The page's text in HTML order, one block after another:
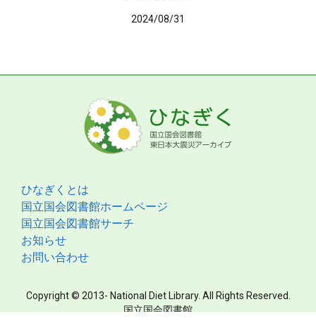
2024/08/31
ひなぎくとは
国立国会図書館ホームページ
国立国会図書館サーチ
お知らせ
お問い合わせ
Copyright © 2013- National Diet Library. All Rights Reserved.